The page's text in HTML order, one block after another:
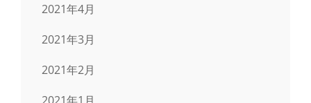
2021年4月
2021年3月
2021年2月
2021年1月